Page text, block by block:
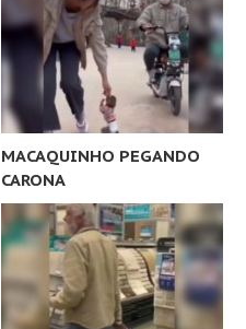
MACAQUINHO PEGANDO
CARONA